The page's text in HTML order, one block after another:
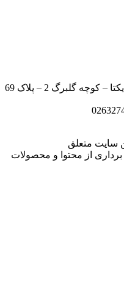
آدرس: کرج – میدان والفجر – خیابان یکتا – کوچه گلبرگ 2 – پلاک 69
متعلق
از محتوا و محصولات